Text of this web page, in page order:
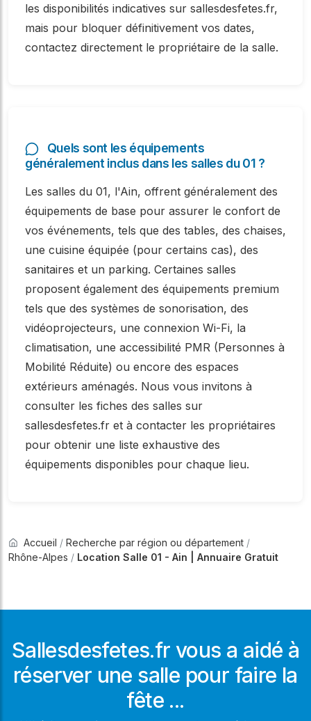
les disponibilités indicatives sur sallesdesfetes.fr,
mais pour bloquer définitivement vos dates,
contactez directement le propriétaire de la salle.
Quels sont les équipements
généralement inclus dans les salles du 01 ?
Les salles du 01, l'Ain, offrent généralement des
équipements de base pour assurer le confort de
vos événements, tels que des tables, des chaises,
une cuisine équipée (pour certains cas), des
sanitaires et un parking. Certaines salles
proposent également des équipements premium
tels que des systèmes de sonorisation, des
vidéoprojecteurs, une connexion Wi-Fi, la
climatisation, une accessibilité PMR (Personnes à
Mobilité Réduite) ou encore des espaces
extérieurs aménagés. Nous vous invitons à
consulter les fiches des salles sur
sallesdesfetes.fr et à contacter les propriétaires
pour obtenir une liste exhaustive des
équipements disponibles pour chaque lieu.
Accueil / Recherche par région ou département /
Rhône-Alpes / Location Salle 01 - Ain | Annuaire Gratuit
Sallesdesfetes.fr vous a aidé à
réserver une salle pour faire la
fête ...